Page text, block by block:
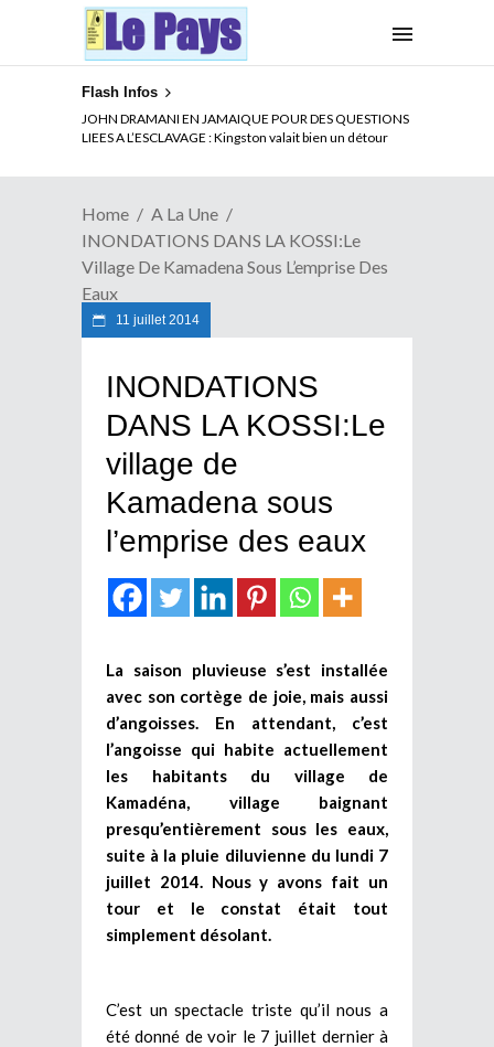
Flash Infos
JOHN DRAMANI EN JAMAIQUE POUR DES QUESTIONS
LIEES A L’ESCLAVAGE : Kingston valait bien un détour
Home
A La Une
INONDATIONS DANS LA KOSSI:Le
Village De Kamadena Sous L’emprise Des
Eaux
11 juillet 2014
INONDATIONS
DANS LA KOSSI:Le
village de
Kamadena sous
l’emprise des eaux
La saison pluvieuse s’est installée
avec son cortège de joie, mais aussi
d’angoisses. En attendant, c’est
l’angoisse qui habite actuellement
les habitants du village de
Kamadéna, village baignant
presqu’entièrement sous les eaux,
suite à la pluie diluvienne du lundi 7
juillet 2014. Nous y avons fait un
tour et le constat était tout
simplement désolant.
C’est un spectacle triste qu’il nous a
été donné de voir le 7 juillet dernier à